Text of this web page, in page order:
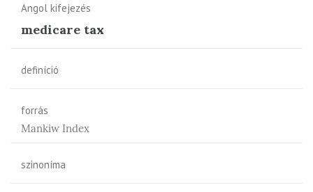
Angol kifejezés
medicare tax
definíció
forrás
Mankiw Index
szinoníma